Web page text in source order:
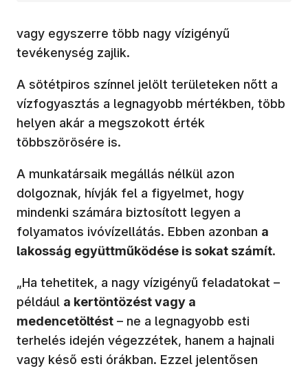
vagy egyszerre több nagy vízigényű
tevékenység zajlik.
A sötétpiros színnel jelölt területeken nőtt a
vízfogyasztás a legnagyobb mértékben, több
helyen akár a megszokott érték
többszörösére is.
A munkatársaik megállás nélkül azon
dolgoznak, hívják fel a figyelmet, hogy
mindenki számára biztosított legyen a
folyamatos ivóvízellátás. Ebben azonban a
lakosság együttműködése is sokat számít.
„Ha tehetitek, a nagy vízigényű feladatokat –
például a kertöntözést vagy a
medencetöltést – ne a legnagyobb esti
terhelés idején végezzétek, hanem a hajnali
vagy késő esti órákban. Ezzel jelentősen